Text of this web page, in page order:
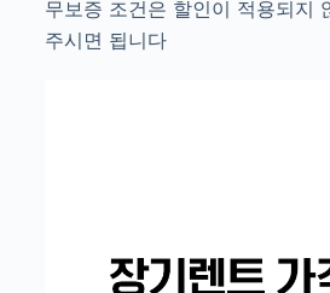
무보증 조건은 할인이 적용되지
주시면 됩니다